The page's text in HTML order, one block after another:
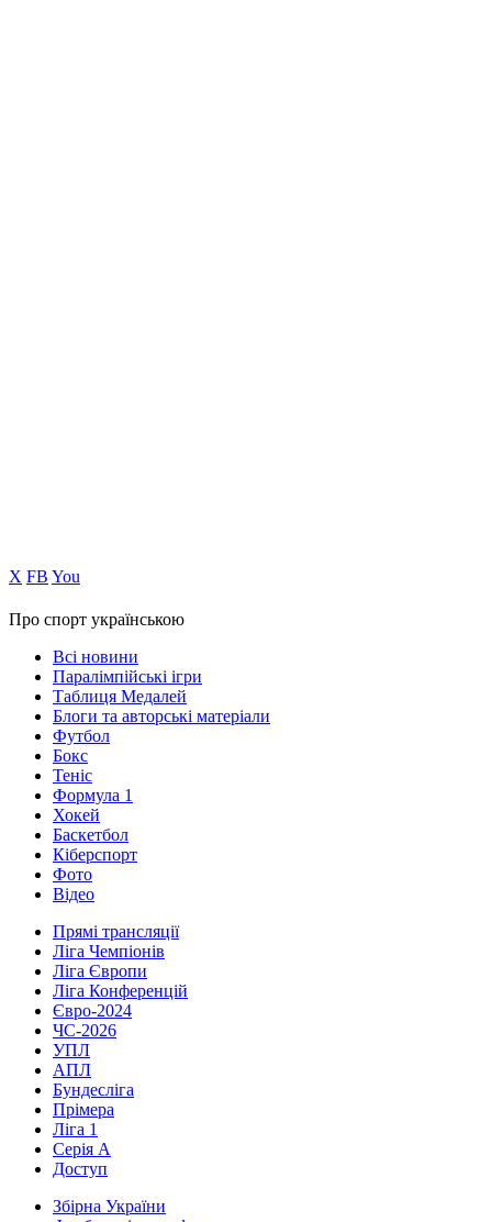
Х FB You
Про спорт українською
Всі новини
Паралімпійські ігри
Таблиця Медалей
Блоги та авторські матеріали
Футбол
Бокс
Теніс
Формула 1
Хокей
Баскетбол
Кіберспорт
Фото
Відео
Прямі трансляції
Ліга Чемпіонів
Ліга Європи
Ліга Конференцій
Євро-2024
ЧС-2026
УПЛ
АПЛ
Бундесліга
Прімера
Ліга 1
Серія А
Доступ
Збірна України